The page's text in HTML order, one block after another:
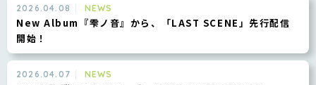
2026.04.08 NEWS
New Album『雫ノ音』から、「LAST SCENE」先行配信
開始！
2026.04.07 NEWS